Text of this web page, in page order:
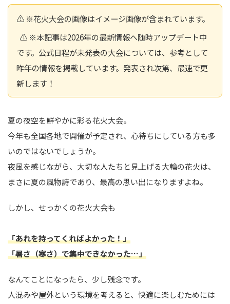
⚠️ ※花火大会の画像はイメージ画像が含まれています。
⚠️ ※本記事は2026年の最新情報へ随時アップデート中
です。公式日程が未発表の大会については、参考として
昨年の情報を掲載しています。発表され次第、最速で更
新します！
夏の夜空を鮮やかに彩る花火大会。
今年も全国各地で開催が予定され、心待ちにしている方も多
いのではないでしょうか。
夜風を感じながら、大切な人たちと見上げる大輪の花火は、
まさに夏の風物詩であり、最高の思い出になりますよね。
しかし、せっかくの花火大会も
「あれを持ってくればよかった！」
「暑さ（寒さ）で集中できなかった…」
なんてことになったら、少し残念です。
人混みや屋外という環境を考えると、快適に楽しむためには